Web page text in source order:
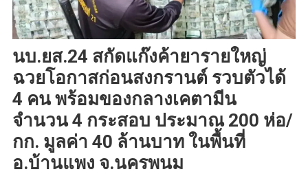
นบ.ยส.24 สกัดแก๊งค้ายารายใหญ่
ฉวยโอกาสก่อนสงกรานต์ รวบตัวได้
4 คน พร้อมของกลางเคตามีน
จำนวน 4 กระสอบ ประมาณ 200 ห่อ/
กก. มูลค่า 40 ล้านบาท ในพื้นที่
อ.บ้านแพง จ.นครพนม